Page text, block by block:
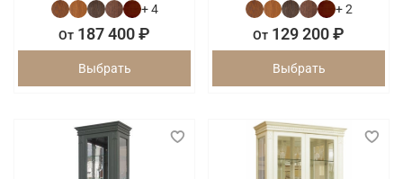
+ 4
От 187 400 ₽
Выбрать
+ 2
От 129 200 ₽
Выбрать